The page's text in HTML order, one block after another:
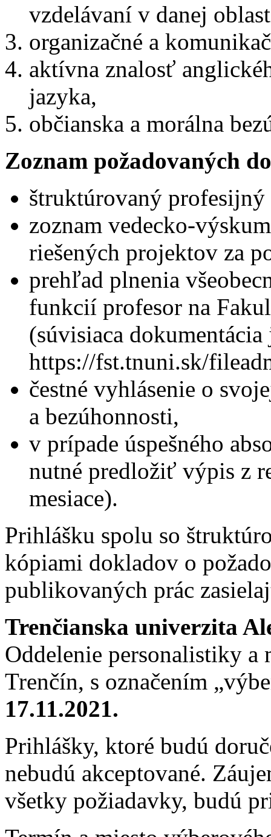
vzdelávaní v danej
organizačné a
aktívna znalosť
jazyka,
občianska a morálna
Zoznam požadovaných
štruktúrovaný
zoznam vedecko-
riešených projektov za
prehľad plnenia
funkcií profesor na
(súvisiaca
https://fst.tnuni.sk/
čestné vyhlásenie o
a bezúhonnosti,
v prípade úspešného
nutné predložiť výpis z
mesiace).
Prihlášku spolu so
kópiami dokladov o
publikovaných prác
Trenčianska univerzita
Oddelenie personalistiky a
Trenčín, s označením
17.11.2021.
Prihlášky, ktoré budú
nebudú akceptované.
všetky požiadavky, budú